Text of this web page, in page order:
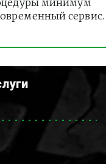
минимум
сервис.